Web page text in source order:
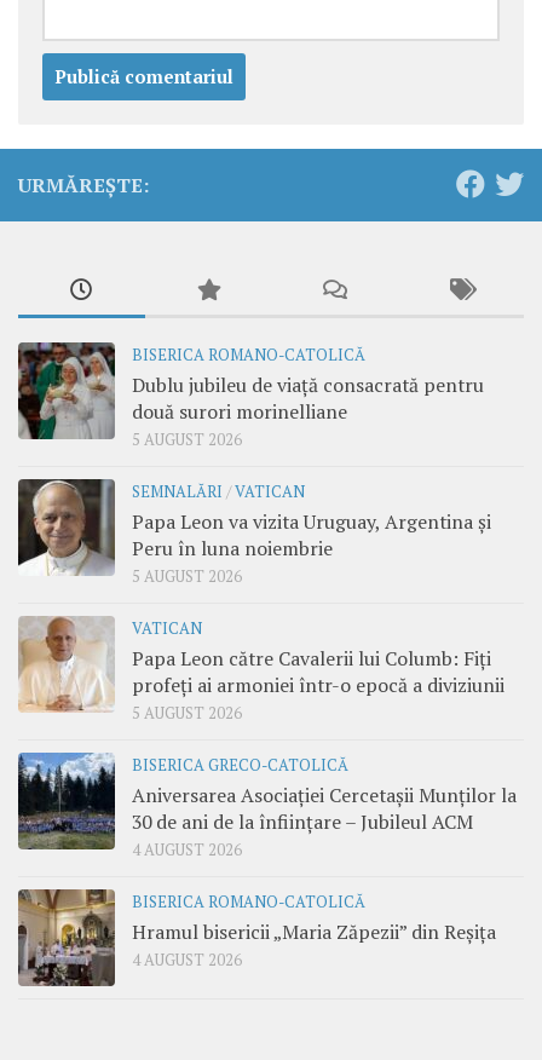
URMĂREȘTE:
BISERICA ROMANO-CATOLICĂ
Dublu jubileu de viață consacrată pentru
două surori morinelliane
5 AUGUST 2026
SEMNALĂRI /VATICAN
Papa Leon va vizita Uruguay, Argentina și
Peru în luna noiembrie
5 AUGUST 2026
VATICAN
Papa Leon către Cavalerii lui Columb: Fiți
profeți ai armoniei într-o epocă a diviziunii
5 AUGUST 2026
BISERICA GRECO-CATOLICĂ
Aniversarea Asociației Cercetașii Munților la
30 de ani de la înființare – Jubileul ACM
4 AUGUST 2026
BISERICA ROMANO-CATOLICĂ
Hramul bisericii „Maria Zăpezii” din Reșița
4 AUGUST 2026